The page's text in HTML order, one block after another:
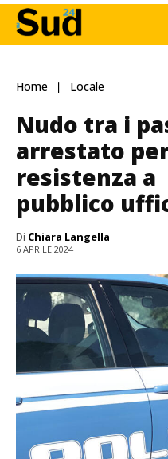
Home Locale
Nudo tra i
arrestato
resistenza a
pubblico
Di Chiara Langella
6 APRILE 2024